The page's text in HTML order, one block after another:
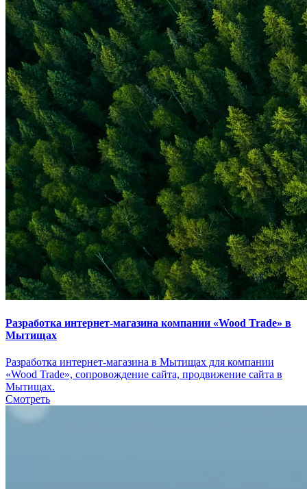
Разработка интернет-магазина компании «Wood Trade» в
Мытищах
Разработка интернет-магазина в Мытищах для компании
«Wood Trade», сопровождение сайта, продвижение сайта в
Мытищах.
Смотреть